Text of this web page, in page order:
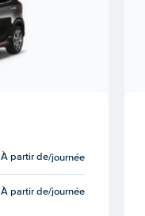
À partir de/journée
À partir de/journée